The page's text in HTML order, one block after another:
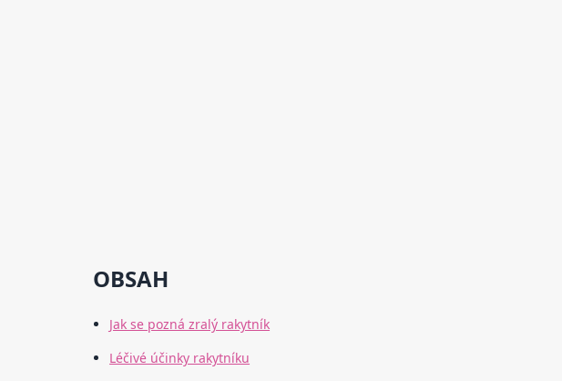
OBSAH
Jak se pozná zralý rakytník
Léčivé účinky rakytníku